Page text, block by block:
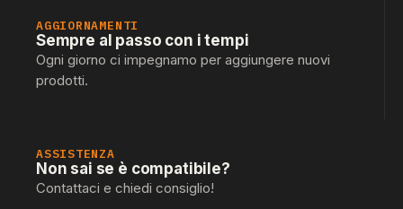
AGGIORNAMENTI
Sempre al passo con i tempi
Ogni giorno ci impegnamo per aggiungere nuovi
prodotti.
ASSISTENZA
Non sai se è compatibile?
Contattaci e chiedi consiglio!